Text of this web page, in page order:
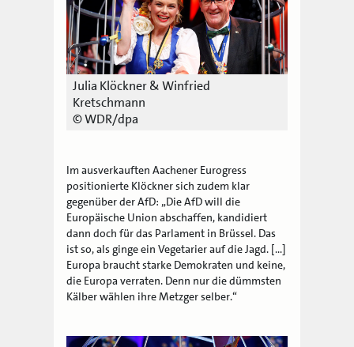
Julia Klöckner & Winfried
Kretschmann
© WDR/dpa
Im ausverkauften Aachener Eurogress
positionierte Klöckner sich zudem klar
gegenüber der AfD: „Die AfD will die
Europäische Union abschaffen, kandidiert
dann doch für das Parlament in Brüssel. Das
ist so, als ginge ein Vegetarier auf die Jagd. […]
Europa braucht starke Demokraten und keine,
die Europa verraten. Denn nur die dümmsten
Kälber wählen ihre Metzger selber.“